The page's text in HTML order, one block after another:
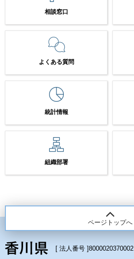
相談窓口
よくある質問
統計情報
組織部署
ページトップへ
[ 法人番号 ]8000020370002